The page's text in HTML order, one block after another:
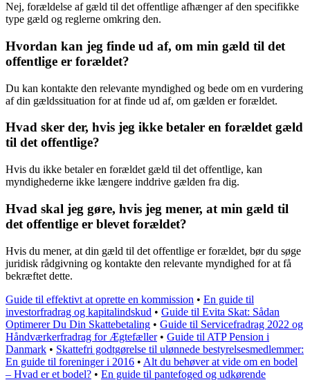
Nej, forældelse af gæld til det offentlige afhænger af den specifikke
type gæld og reglerne omkring den.
Hvordan kan jeg finde ud af, om min gæld til det
offentlige er forældet?
Du kan kontakte den relevante myndighed og bede om en vurdering
af din gældssituation for at finde ud af, om gælden er forældet.
Hvad sker der, hvis jeg ikke betaler en forældet gæld
til det offentlige?
Hvis du ikke betaler en forældet gæld til det offentlige, kan
myndighederne ikke længere inddrive gælden fra dig.
Hvad skal jeg gøre, hvis jeg mener, at min gæld til
det offentlige er blevet forældet?
Hvis du mener, at din gæld til det offentlige er forældet, bør du søge
juridisk rådgivning og kontakte den relevante myndighed for at få
bekræftet dette.
Guide til effektivt at oprette en kommission • En guide til
investorfradrag og kapitalindskud • Guide til Evita Skat: Sådan
Optimerer Du Din Skattebetaling • Guide til Servicefradrag 2022 og
Håndværkerfradrag for Ægtefæller• Guide til ATP Pension i
Danmark • Skattefri godtgørelse til ulønnede bestyrelsesmedlemmer:
En guide til foreninger i 2016 • Alt du behøver at vide om en bodel
– Hvad er et bodel? • En guide til pantefoged og udkørende